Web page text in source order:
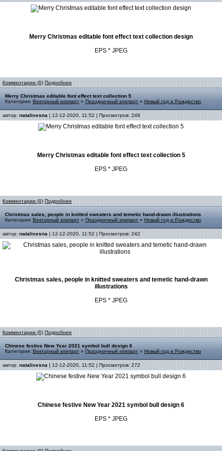
Merry Christmas editable font effect text collection design
EPS * JPEG
Комментарии (0) Подробнее
Merry Christmas editable font effect text collection 5
Категория: Векторный клипарт » Праздничный клипарт » Новый год и Рождество
автор: natalivesna | 12-12-2020, 11:52 | Просмотров: 249
Merry Christmas editable font effect text collection 5
EPS * JPEG
Комментарии (0) Подробнее
Christmas sales, people in knitted sweaters and temetic hand-drawn illustrations
Категория: Векторный клипарт » Праздничный клипарт » Новый год и Рождество
автор: natalivesna | 12-12-2020, 11:52 | Просмотров: 242
Christmas sales, people in knitted sweaters and temetic hand-drawn
illustrations
EPS * JPEG
Комментарии (0) Подробнее
Chinese festive New Year 2021 symbol bull design 6
Категория: Векторный клипарт » Праздничный клипарт » Новый год и Рождество
автор: natalivesna | 12-12-2020, 11:52 | Просмотров: 272
Chinese festive New Year 2021 symbol bull design 6
EPS * JPEG